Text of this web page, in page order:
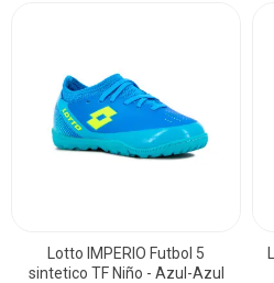
Lotto IMPERIO Futbol 5
sintetico TF Niño - Azul-Azul